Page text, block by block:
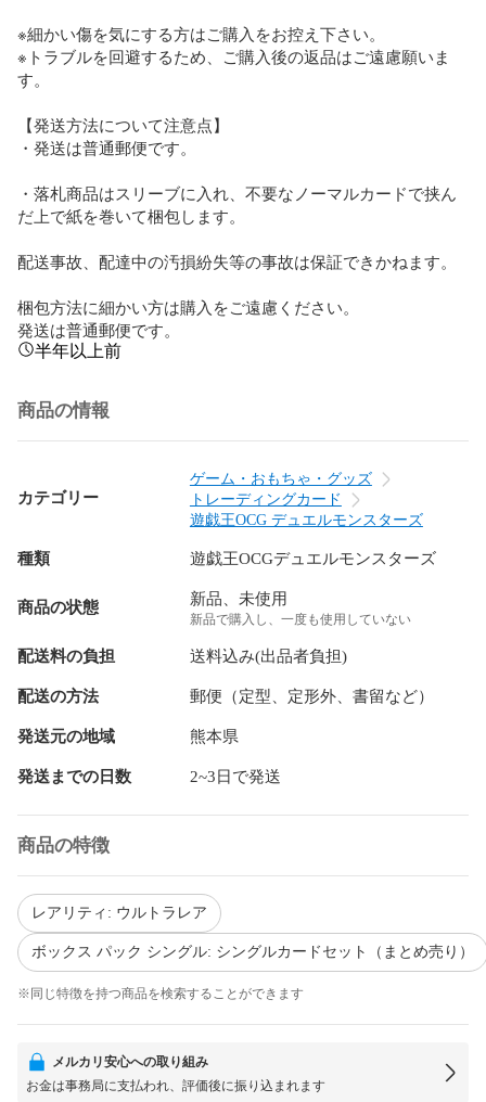
※細かい傷を気にする方はご購入をお控え下さい。
※トラブルを回避するため、ご購入後の返品はご遠慮願いま
す。
【発送方法について注意点】
・発送は普通郵便です。
・落札商品はスリーブに入れ、不要なノーマルカードで挟ん
だ上で紙を巻いて梱包します。
配送事故、配達中の汚損紛失等の事故は保証できかねます。
梱包方法に細かい方は購入をご遠慮ください。
発送は普通郵便です。
半年以上前
商品の情報
カテゴリー
ゲーム・おもちゃ・グッズ
トレーディングカード
遊戯王OCG デュエルモンスターズ
種類 遊戯王OCGデュエルモンスターズ
商品の状態 新品、未使用
新品で購入し、一度も使用していない
配送料の負担 送料込み(出品者負担)
配送の方法 郵便（定型、定形外、書留など）
発送元の地域 熊本県
発送までの日数 2~3日で発送
商品の特徴
レアリティ: ウルトラレア
ボックス パック シングル: シングルカードセット（まとめ売り）
※同じ特徴を持つ商品を検索することができます
メルカリ安心への取り組み
お金は事務局に支払われ、評価後に振り込まれます